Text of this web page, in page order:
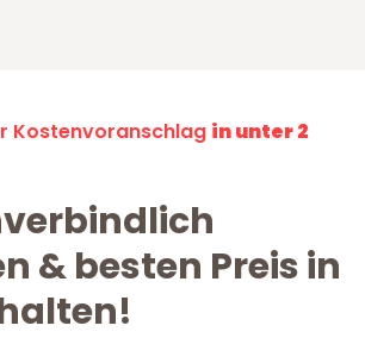
Kostenvoranschlag in unter 2
& besten Preis in